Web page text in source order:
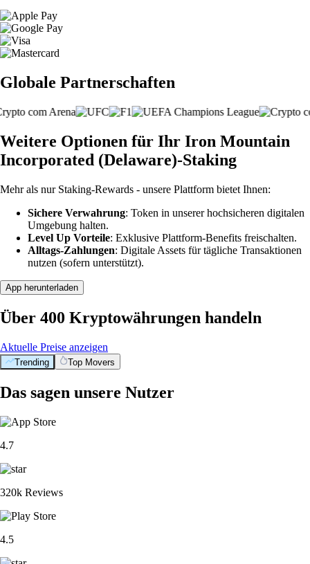
Globale Partnerschaften
Weitere Optionen für Ihr Iron Mountain
Incorporated (Delaware)-Staking
Mehr als nur Staking-Rewards - unsere Plattform bietet Ihnen:
Sichere Verwahrung: Token in unserer hochsicheren digitalen
Umgebung halten.
Level Up Vorteile: Exklusive Plattform-Benefits freischalten.
Alltags-Zahlungen: Digitale Assets für tägliche Transaktionen
nutzen (sofern unterstützt).
App herunterladen
Über 400 Kryptowährungen handeln
Aktuelle Preise anzeigen
Trending Top Movers
Das sagen unsere Nutzer
4.7
320k Reviews
4.5